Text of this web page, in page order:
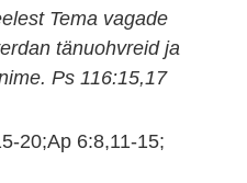
Tema vagade
tänuohvreid ja
Ps 116:15,17
20;Ap 6:8,11-15;